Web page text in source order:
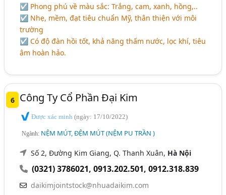
☑ Phong phú về màu sắc: Trắng, cam, xanh, hồng,..
☑ Nhẹ, mềm, đạt tiêu chuẩn Mỹ, thân thiện với môi
trường
☑ Có độ đàn hồi tốt, khả năng thấm nước, lọc khí, tiêu
âm hoàn hảo.
6 Công Ty Cổ Phần Đại Kim
Được xác minh(ngày: 17/10/2022)
Ngành: NỆM MÚT, ĐỆM MÚT (NỆM PU TRẦN )
Số 2, Đường Kim Giang, Q. Thanh Xuân, Hà Nội
(0321) 3786021,0913.202.501,0912.318.839
daikimjointstock@nhuadaikim.com